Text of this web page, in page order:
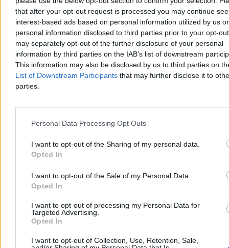
that after your opt-out request is processed you may continue
interest-based ads based on personal information utilized by us or
personal information disclosed to third parties prior to your opt-
may separately opt-out of the further disclosure of your personal
information by third parties on the IAB’s list of downstream
This information may also be disclosed by us to third parties on
List of Downstream Participants that may further disclose it to
parties.
Personal Data Processing Opt Outs
I want to opt-out of the Sharing of my personal data.
Opted In
I want to opt-out of the Sale of my Personal Data.
Opted In
I want to opt-out of processing my Personal Data for
Targeted Advertising.
Opted In
I want to opt-out of Collection, Use, Retention, Sale,
Kraj